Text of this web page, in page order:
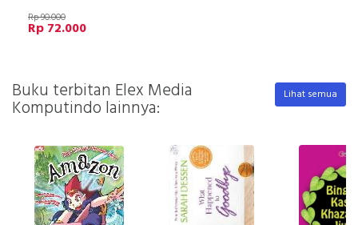
Rp 90.000
Rp 72.000
Buku terbitan Elex Media
Komputindo lainnya:
Lihat semua